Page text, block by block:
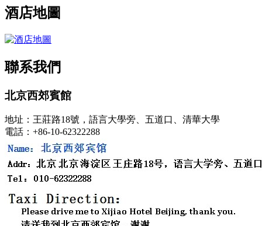
酒店地圖
聯系我們
北京西郊賓館
地址：王莊路18號，語言大學旁、五道口、清華大學
電話：+86-10-62322288